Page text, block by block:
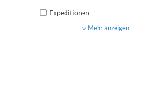
Expeditionen
Mehr anzeigen